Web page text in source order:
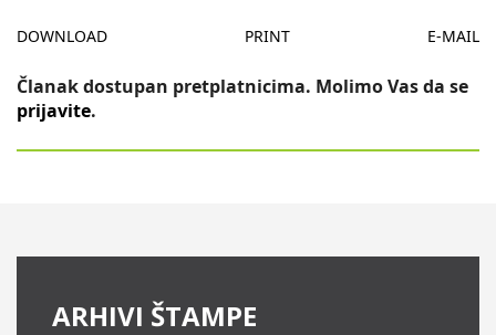
DOWNLOAD PRINT E-MAIL
Članak dostupan pretplatnicima. Molimo Vas da se
prijavite.
ARHIVI ŠTAMPE